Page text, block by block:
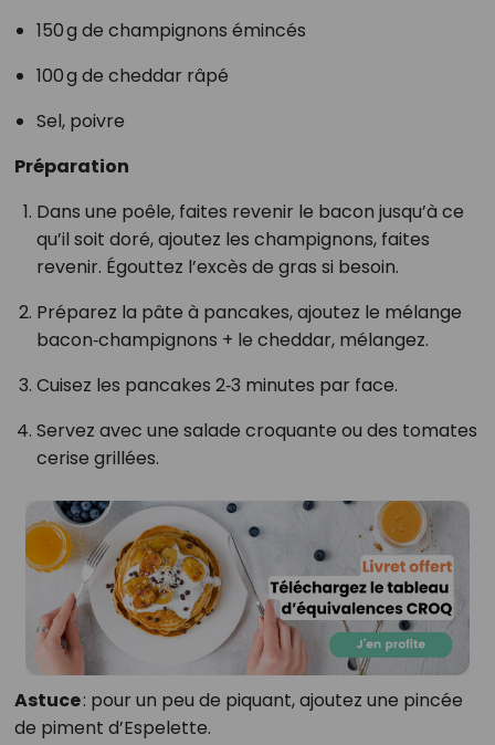
150 g de champignons émincés
100 g de cheddar râpé
Sel, poivre
Préparation
Dans une poêle, faites revenir le bacon jusqu’à ce
qu’il soit doré, ajoutez les champignons, faites
revenir. Égouttez l’excès de gras si besoin.
Préparez la pâte à pancakes, ajoutez le mélange
bacon‑champignons + le cheddar, mélangez.
Cuisez les pancakes 2‑3 minutes par face.
Servez avec une salade croquante ou des tomates
cerise grillées.
Astuce: pour un peu de piquant, ajoutez une pincée
de piment d’Espelette.